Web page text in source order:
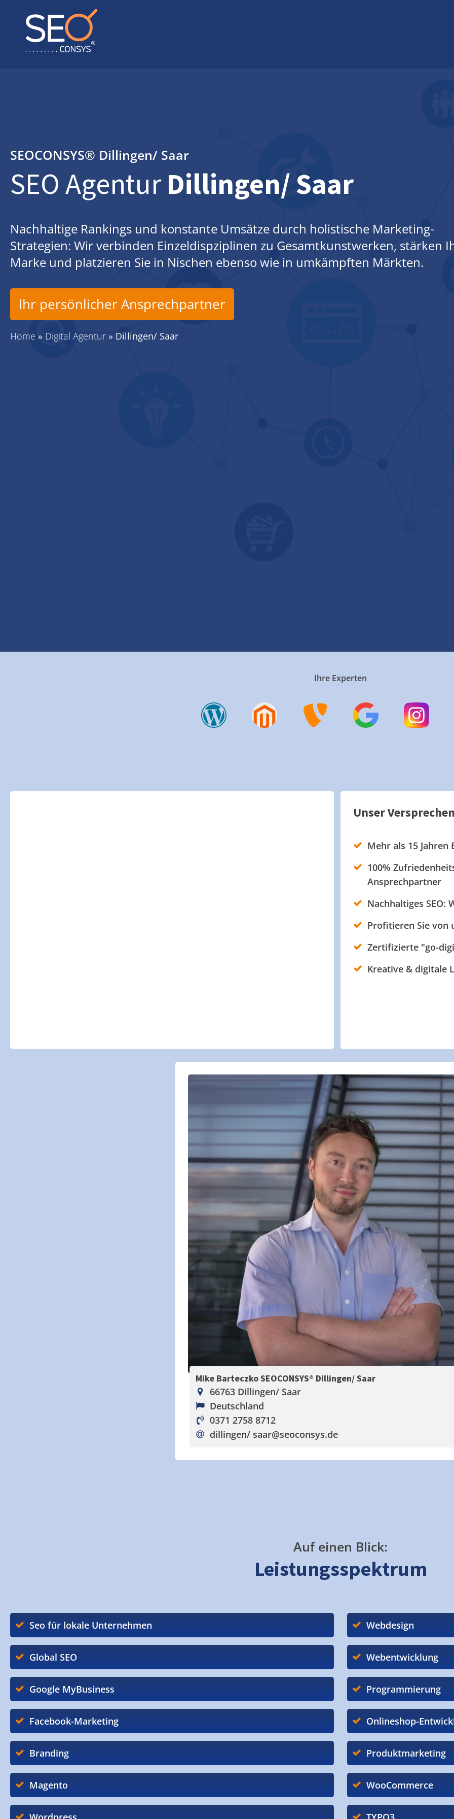
SEOCONSYS® Dillingen/ Saar
SEO Agentur Dillingen/ Saar
Nachhaltige Rankings und konstante Umsätze durch holistische Marketing-
Strategien: Wir verbinden Einzeldispziplinen zu Gesamtkunstwerken, stärken
Marke und platzieren Sie in Nischen ebenso wie in umkämpften Märkten.
Ihr persönlicher Ansprechpartner
Home » Digital Agentur » Dillingen/ Saar
Ihre Experten
Unser
Mehr als 15
100%
Ansprechpartner
Nachhaltiges
Profitieren Sie von
Zertifizierte "go-
Kreative & digitale
Mike Barteczko SEOCONSYS® Dillingen/ Saar
66763 Dillingen/ Saar
Deutschland
0371 2758 8712
dillingen/ saar@seoconsys.de
Auf einen Blick:
Leistungsspektrum
Seo für lokale Unternehmen
Global SEO
Google MyBusiness
Facebook-Marketing
Branding
Magento
Webdesign
Webentwicklung
Programmierung
Onlineshop-
Produktmarketing
WooCommerce